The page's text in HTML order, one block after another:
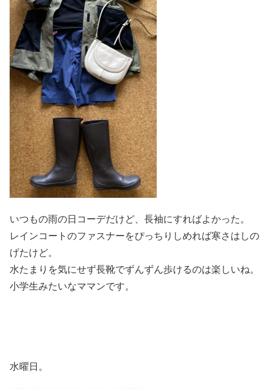
いつもの雨の日コーデだけど、長袖にすればよかった。
レインコートのファスナーをぴっちりしめれば寒さはしの
げたけど。
水たまりを気にせず長靴でずんずん歩けるのは楽しいね。
小学生みたいなママンです。
水曜日。